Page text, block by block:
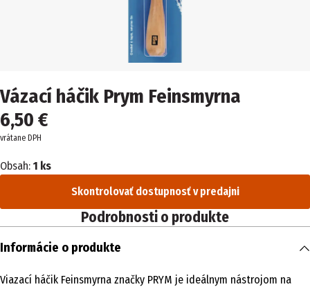
Vázací háčik Prym Feinsmyrna
6,50 €
vrátane DPH
Obsah: 1 ks
Skontrolovať dostupnosť v predajni
Podrobnosti o produkte
Informácie o produkte
Viazací háčik Feinsmyrna značky PRYM je ideálnym nástrojom na